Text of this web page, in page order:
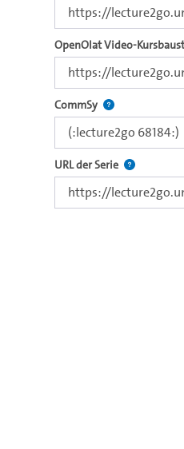
OpenOlat Video-
CommSy Nutzen Sie
URL der Serie Der Link zur